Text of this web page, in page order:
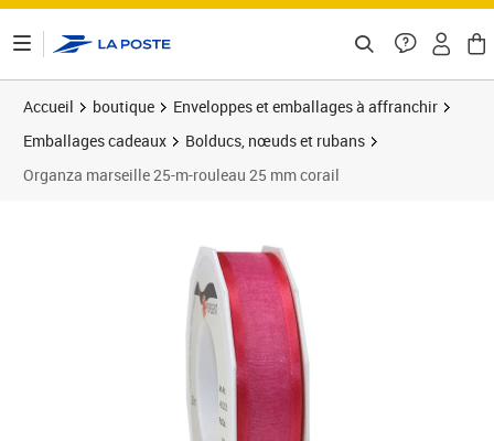
Accueil boutique
Enveloppes et emballages à affranchir
Emballages cadeaux
Bolducs, nœuds et rubans
Organza marseille 25-m-rouleau 25 mm corail